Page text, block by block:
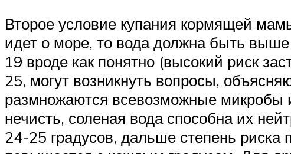
Второе условие купания кормящей
идет о море, то вода должна быть
19 вроде как понятно (высокий риск
25, могут возникнуть вопросы,
размножаются всевозможные микробы
нечисть, соленая вода способна их
24-25 градусов, дальше степень риска